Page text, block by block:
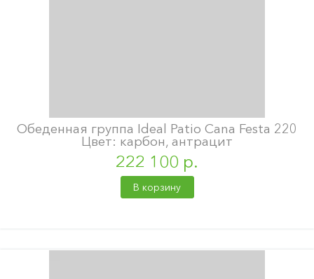
Обеденная группа Ideal Patio Cana Festa 220
Цвет: карбон, антрацит
222 100 р.
В корзину